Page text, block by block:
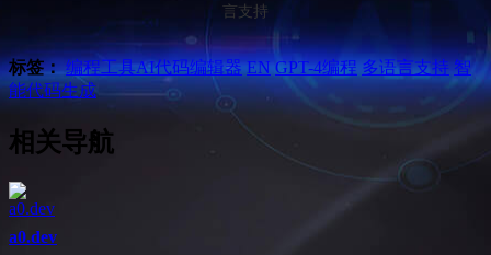
言支持
标签： 编程工具AI代码编辑器 EN GPT-4编程 多语言支持 智
能代码生成
相关导航
a0.dev